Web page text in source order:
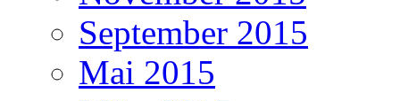
September 2015
Mai 2015